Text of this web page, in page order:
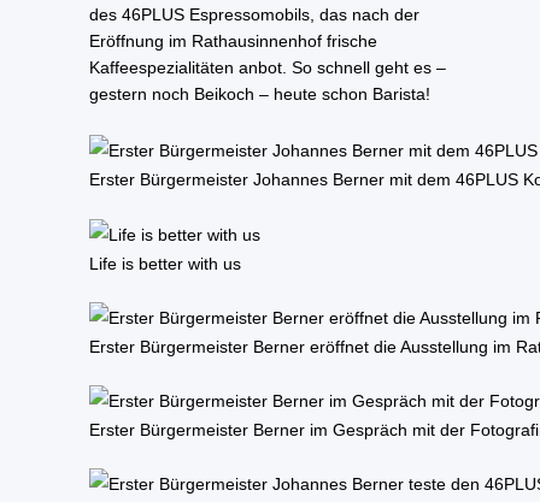
des 46PLUS Espressomobils, das nach der
Eröffnung im Rathausinnenhof frische
Kaffeespezialitäten anbot. So schnell geht es –
gestern noch Beikoch – heute schon Barista!
Erster Bürgermeister Johannes Berner mit dem 46PLUS
Life is better with us
Erster Bürgermeister Berner eröffnet die Ausstellung im
Erster Bürgermeister Berner im Gespräch mit der